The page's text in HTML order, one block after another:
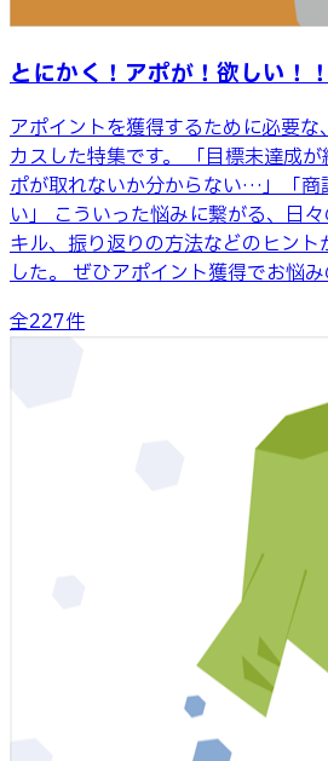
とにかく！アポが！欲しい！
アポイントを獲得するために必要
カスした特集です。 「目標未達成
ポが取れないか分からない…」「商
い」 こういった悩みに繋がる、日
キル、振り返りの方法などのヒン
した。 ぜひアポイント獲得でお悩
全227件